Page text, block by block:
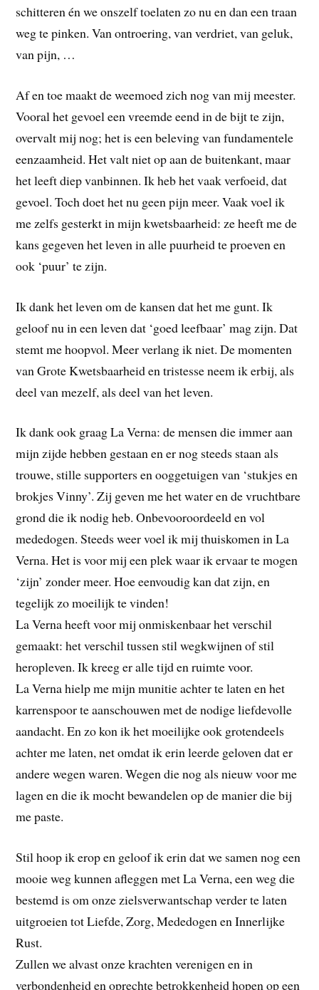
schitteren én we onszelf toelaten zo nu en dan een traan
weg te pinken. Van ontroering, van verdriet, van geluk,
van pijn, …
Af en toe maakt de weemoed zich nog van mij meester.
Vooral het gevoel een vreemde eend in de bijt te zijn,
overvalt mij nog; het is een beleving van fundamentele
eenzaamheid. Het valt niet op aan de buitenkant, maar
het leeft diep vanbinnen. Ik heb het vaak verfoeid, dat
gevoel. Toch doet het nu geen pijn meer. Vaak voel ik
me zelfs gesterkt in mijn kwetsbaarheid: ze heeft me de
kans gegeven het leven in alle puurheid te proeven en
ook ‘puur’ te zijn.
Ik dank het leven om de kansen dat het me gunt. Ik
geloof nu in een leven dat ‘goed leefbaar’ mag zijn. Dat
stemt me hoopvol. Meer verlang ik niet. De momenten
van Grote Kwetsbaarheid en tristesse neem ik erbij, als
deel van mezelf, als deel van het leven.
Ik dank ook graag La Verna: de mensen die immer aan
mijn zijde hebben gestaan en er nog steeds staan als
trouwe, stille supporters en ooggetuigen van ‘stukjes en
brokjes Vinny’. Zij geven me het water en de vruchtbare
grond die ik nodig heb. Onbevooroordeeld en vol
mededogen. Steeds weer voel ik mij thuiskomen in La
Verna. Het is voor mij een plek waar ik ervaar te mogen
‘zijn’ zonder meer. Hoe eenvoudig kan dat zijn, en
tegelijk zo moeilijk te vinden!
La Verna heeft voor mij onmiskenbaar het verschil
gemaakt: het verschil tussen stil wegkwijnen of stil
heropleven. Ik kreeg er alle tijd en ruimte voor.
La Verna hielp me mijn munitie achter te laten en het
karrenspoor te aanschouwen met de nodige liefdevolle
aandacht. En zo kon ik het moeilijke ook grotendeels
achter me laten, net omdat ik erin leerde geloven dat er
andere wegen waren. Wegen die nog als nieuw voor me
lagen en die ik mocht bewandelen op de manier die bij
me paste.
Stil hoop ik erop en geloof ik erin dat we samen nog een
mooie weg kunnen afleggen met La Verna, een weg die
bestemd is om onze zielsverwantschap verder te laten
uitgroeien tot Liefde, Zorg, Mededogen en Innerlijke
Rust.
Zullen we alvast onze krachten verenigen en in
verbondenheid en oprechte betrokkenheid hopen op een